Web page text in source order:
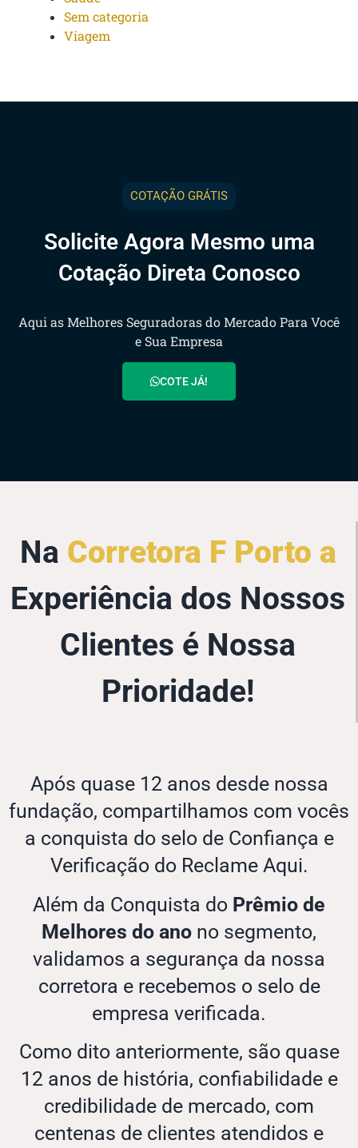
Sem categoria
Viagem
COTAÇÃO GRÁTIS
Solicite Agora Mesmo uma
Cotação Direta Conosco
Aqui as Melhores Seguradoras do Mercado Para Você
e Sua Empresa
COTE JÁ!
Na Corretora F Porto a
Experiência dos Nossos
Clientes é Nossa
Prioridade!
Após quase 12 anos desde nossa
fundação, compartilhamos com vocês
a conquista do selo de Confiança e
Verificação do Reclame Aqui.
Além da Conquista do Prêmio de
Melhores do ano no segmento,
validamos a segurança da nossa
corretora e recebemos o selo de
empresa verificada.
Como dito anteriormente, são quase
12 anos de história, confiabilidade e
credibilidade de mercado, com
centenas de clientes atendidos e